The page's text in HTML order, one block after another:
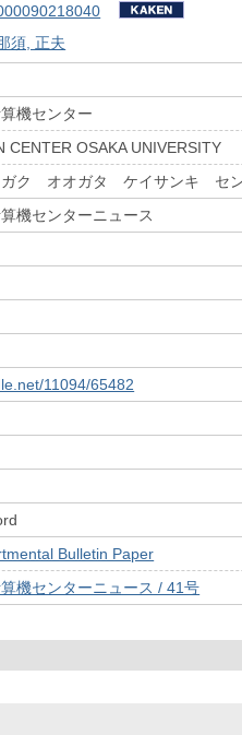
須, 正夫
機センター
CENTER OSAKA UNIVERSITY
ク オオガタ ケイサンキ セ
機センターニュース
11094/65482
Bulletin Paper
機センターニュース / 41号